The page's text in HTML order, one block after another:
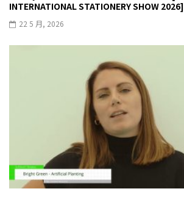
INTERNATIONAL STATIONERY SHOW 2026]
22 5 月, 2026